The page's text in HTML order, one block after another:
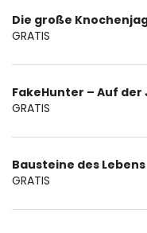
Die große
GRATIS
FakeHunter – Auf
GRATIS
Bausteine des Lebens
GRATIS